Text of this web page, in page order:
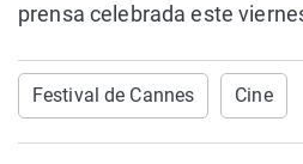
prensa celebrada este
Festival de Cannes Cine